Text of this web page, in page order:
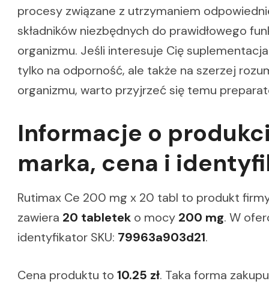
procesy związane z utrzymaniem
składników niezbędnych do prawidłowego
organizmu. Jeśli interesuje Cię
tylko na odporność, ale także na szerzej
organizmu, warto przyjrzeć się temu
Informacje o
marka, cena i
Rutimax Ce 200 mg x 20 tabl to produkt
zawiera 20 tabletek o mocy 200 mg. W
identyfikator SKU: 79963a903d21.
Cena produktu to 10.25 zł. Taka forma